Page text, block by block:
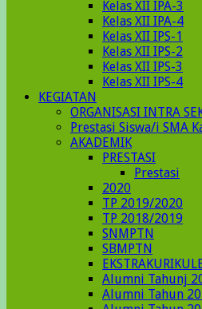
Kelas XII IPA-3
Kelas XII IPA-4
Kelas XII IPS-1
Kelas XII IPS-2
Kelas XII IPS-3
Kelas XII IPS-4
KEGIATAN
ORGANISASI INTRA
Prestasi Siswa/i SMA
AKADEMIK
PRESTASI
Prestasi
2020
TP 2019/2020
TP 2018/2019
SNMPTN
SBMPTN
Alumni Tahunj
Alumni Tahun